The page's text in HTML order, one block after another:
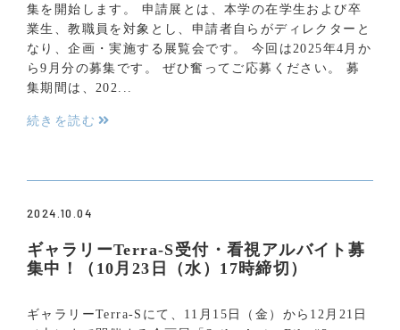
集を開始します。 申請展とは、本学の在学生および卒
業生、教職員を対象とし、申請者自らがディレクターと
なり、企画・実施する展覧会です。 今回は2025年4月か
ら9月分の募集です。 ぜひ奮ってご応募ください。 募
集期間は、202...
続きを読む
2024.10.04
ギャラリーTerra-S受付・看視アルバイト募
集中！（10月23日（水）17時締切）
ギャラリーTerra-Sにて、11月15日（金）から12月21日